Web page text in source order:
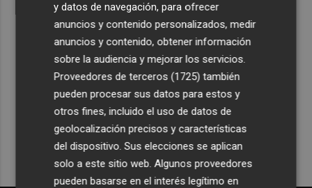
Recibe toda la actualidad de
Plaza Podcast en tu correo
Quiero suscribirme
y datos de navegación, para ofrecer
anuncios y contenido personalizados, medir
anuncios y contenido, obtener información
sobre la audiencia y mejorar los servicios.
Proveedores de terceros (1725) también
pueden procesar sus datos para estos y
otros fines, incluido el uso de datos de
geolocalización precisos y características
del dispositivo. Sus elecciones se aplican
solo a este sitio web. Algunos proveedores
pueden basarse en el interés legítimo en